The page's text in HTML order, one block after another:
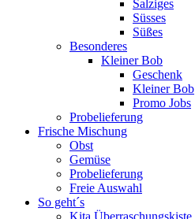
Salziges
Süsses
Süßes
Besonderes
Kleiner Bob
Geschenk
Kleiner Bob
Promo Jobs
Probelieferung
Frische Mischung
Obst
Gemüse
Probelieferung
Freie Auswahl
So geht´s
Kita Überraschungskiste